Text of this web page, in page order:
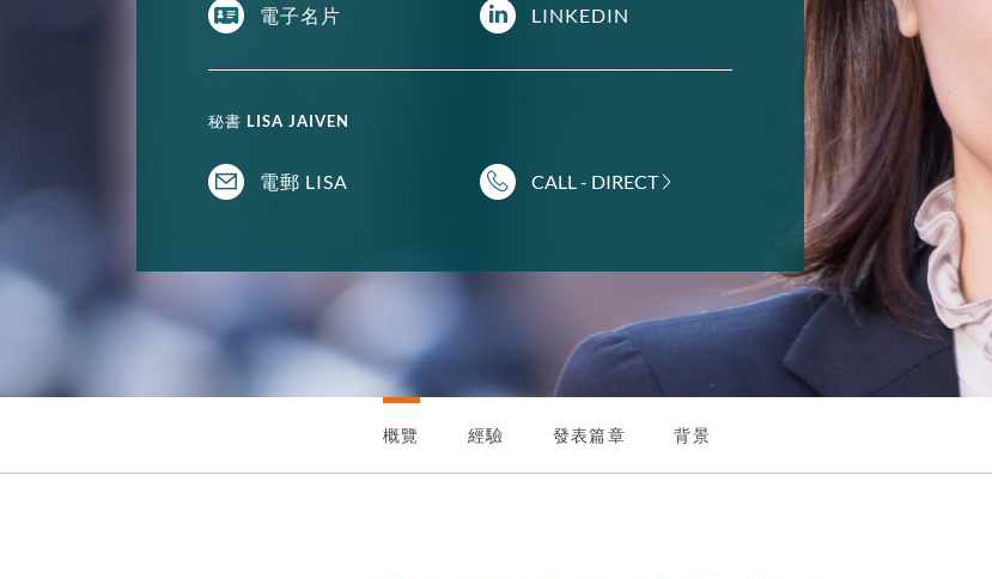
電子名片 LINKEDIN
秘書 LISA JAIVEN
電郵 LISA CALL - DIRECT
概覽 經驗 發表篇章 背景